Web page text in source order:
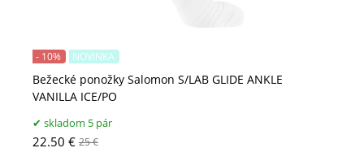
Bežecké ponožky Salomon S/LAB GLIDE ANKLE
VANILLA ICE/PO
- 10% NOVINKA
skladom 5 pár
22.50 € 25 €